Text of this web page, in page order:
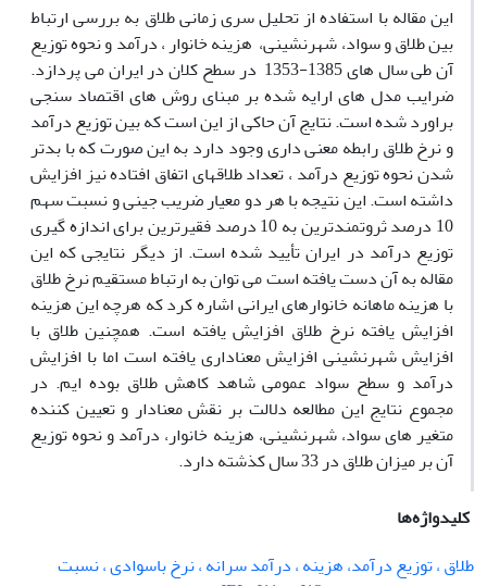
این مقاله با استفاده از تحلیل سری زمانی طلاق به بررسی ارتباط
بین طلاق و سواد، شهرنشینی، هزینه خانوار ، درآمد و نحوه توزیع
آن طی سال های 1385-1353 در سطح کلان در ایران می پردازد.
ضرایب مدل های ارایه شده بر مبنای روش های اقتصاد سنجی
براورد شده است. نتایج آن حاکی از این است که بین توزیع درآمد
و نرخ طلاق رابطه معنی داری وجود دارد به این صورت که با بدتر
شدن نحوه توزیع درآمد ، تعداد طلاقهای اتفاق افتاده نیز افزایش
داشته است. این نتیجه با هر دو معیار ضریب جینی و نسبت سهم
10 درصد ثروتمندترین به 10 درصد فقیرترین برای اندازه گیری
توزیع درآمد در ایران تأیید شده است. از دیگر نتایجی که این
مقاله به آن دست یافته است می توان به ارتباط مستقیم نرخ طلاق
با هزینه ماهانه خانوارهای ایرانی اشاره کرد که هرچه این هزینه
افزایش یافته نرخ طلاق افزایش یافته است. همچنین طلاق با
افزایش شهرنشینی افزایش معناداری یافته است اما با افزایش
درآمد و سطح سواد عمومی شاهد کاهش طلاق بوده ایم. در
مجموع نتایج این مطالعه دلالت بر نقش معنادار و تعیین کننده
متغیر های سواد، شهرنشینی، هزینه خانوار، درآمد و نحوه توزیع
آن بر میزان طلاق در 33 سال کذشته دارد.
کلیدواژه‌ها
طلاق ، توزیع درآمد، هزینه ، درآمد سرانه ، نرخ باسوادی ، نسبت